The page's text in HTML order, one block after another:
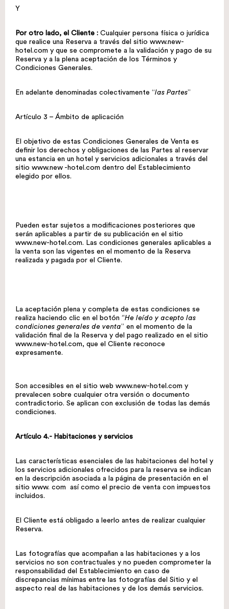
Y
Por otro lado, el Cliente : Cualquier persona física o jurídica
que realice una Reserva a través del sitio www.new-
hotel.com y que se compromete a la validación y pago de su
Reserva y a la plena aceptación de los Términos y
Condiciones Generales.
En adelante denominadas colectivamente “las Partes”
Artículo 3 – Ámbito de aplicación
El objetivo de estas Condiciones Generales de Venta es
definir los derechos y obligaciones de las Partes al reservar
una estancia en un hotel y servicios adicionales a través del
sitio www.new -hotel.com dentro del Establecimiento
elegido por ellos.
Pueden estar sujetos a modificaciones posteriores que
serán aplicables a partir de su publicación en el sitio
www.new-hotel.com. Las condiciones generales aplicables a
la venta son las vigentes en el momento de la Reserva
realizada y pagada por el Cliente.
La aceptación plena y completa de estas condiciones se
realiza haciendo clic en el botón “He leído y acepto las
condiciones generales de venta” en el momento de la
validación final de la Reserva y del pago realizado en el sitio
www.new-hotel.com, que el Cliente reconoce
expresamente.
Son accesibles en el sitio web www.new-hotel.com y
prevalecen sobre cualquier otra versión o documento
contradictorio. Se aplican con exclusión de todas las demás
condiciones.
Artículo 4.- Habitaciones y servicios
Las características esenciales de las habitaciones del hotel y
los servicios adicionales ofrecidos para la reserva se indican
en la descripción asociada a la página de presentación en el
sitio www. com así como el precio de venta con impuestos
incluidos.
El Cliente está obligado a leerlo antes de realizar cualquier
Reserva.
Las fotografías que acompañan a las habitaciones y a los
servicios no son contractuales y no pueden comprometer la
responsabilidad del Establecimiento en caso de
discrepancias mínimas entre las fotografías del Sitio y el
aspecto real de las habitaciones y de los demás servicios.